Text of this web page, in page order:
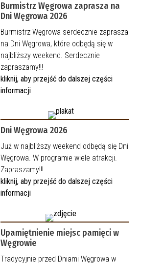
Burmistrz Węgrowa zaprasza na
Dni Węgrowa 2026
Burmistrz Węgrowa serdecznie zaprasza
na Dni Węgrowa, które odbędą się w
najbliższy weekend. Serdecznie
zapraszamy!!!
kliknij, aby przejść do dalszej części
informacji
Dni Węgrowa 2026
Już w najbliższy weekend odbędą się Dni
Węgrowa. W programie wiele atrakcji.
Zapraszamy!!!
kliknij, aby przejść do dalszej części
informacji
Upamiętnienie miejsc pamięci w
Węgrowie
Tradycyjnie przed Dniami Węgrowa w